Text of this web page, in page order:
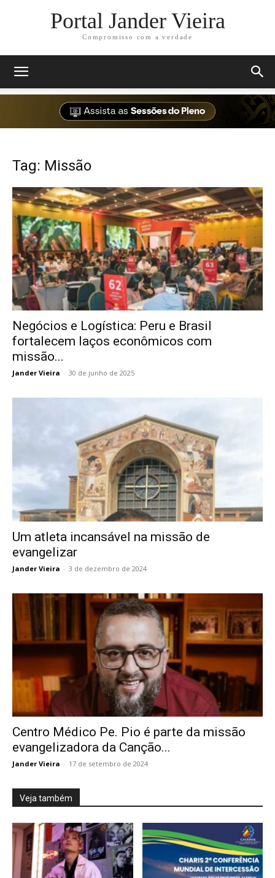
Portal Jander Vieira
Compromisso com a verdade
Tag: Missão
Negócios e Logística: Peru e Brasil
fortalecem laços econômicos com
missão...
Jander Vieira - 30 de junho de 2025
Um atleta incansável na missão de
evangelizar
Jander Vieira - 3 de dezembro de 2024
Centro Médico Pe. Pio é parte da missão
evangelizadora da Canção...
Jander Vieira - 17 de setembro de 2024
Veja também